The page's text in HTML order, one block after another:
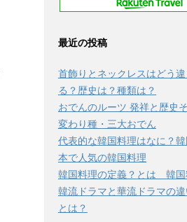
最近の投稿
首飾りとネックレスはどう
る？歴史は？種類は？
おでんのルーツ 発祥と歴史
変わり種・三大おでん
代表的な韓国料理はなに？
本で人気の韓国料理
韓国料理の定義？とは 韓国
韓流ドラマと華流ドラマの
とは？